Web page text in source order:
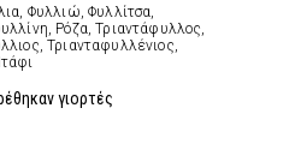
Φυλλιώ, Φυλλίτσα,
Ρόζα, Τριαντάφυλλος,
Τριανταφυλλένιος,
γιορτές